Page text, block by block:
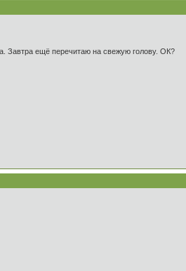
Завтра ещё перечитаю на свежую голову. ОК?